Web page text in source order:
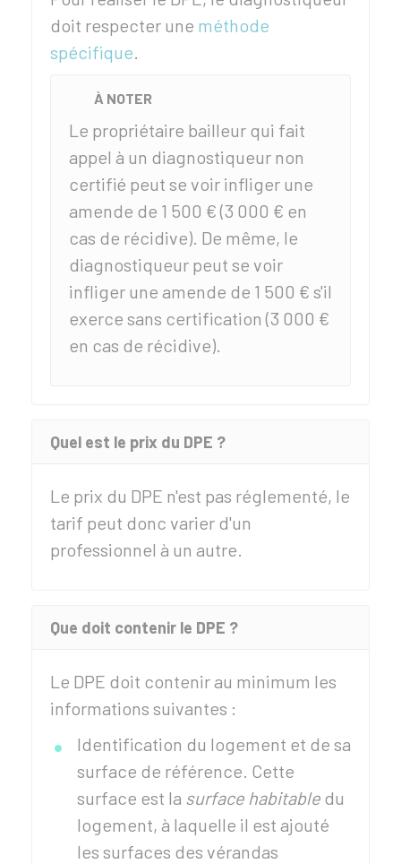
doit respecter une méthode
spécifique.
À NOTER
Le propriétaire bailleur qui fait
appel à un diagnostiqueur non
certifié peut se voir infliger une
amende de 1 500 €(3 000 € en
cas de récidive). De même, le
diagnostiqueur peut se voir
infliger une amende de 1 500 € s'il
exerce sans certification (3 000 €
en cas de récidive).
Quel est le prix du DPE ?
Le prix du DPE n'est pas réglementé, le
tarif peut donc varier d'un
professionnel à un autre.
Que doit contenir le DPE ?
Le DPE doit contenir au minimum les
informations suivantes :
Identification du logement et de sa
surface de référence. Cette
surface est la surface habitable du
logement, à laquelle il est ajouté
les surfaces des vérandas